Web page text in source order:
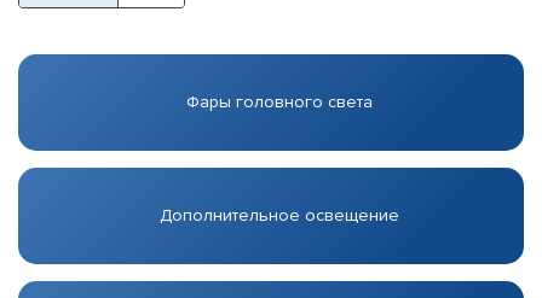
Фары головного света
Дополнительное освещение